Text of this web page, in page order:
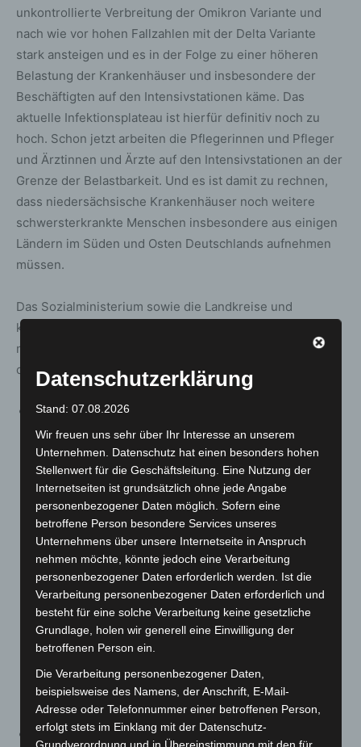
unkontrollierte Verbreitung der Omikron Variante und
nach wie vor hohen Fallzahlen mit der Delta Variante
stark ansteigen und es in der Folge zu einer höheren
Belastung der Krankenhäuser und insbesondere der
Beschäftigten auf den Intensivstationen käme. Das
aktuelle Infektionsplateau ist hierfür definitiv noch zu
hoch. Schon jetzt arbeiten die Pflegerinnen und Pfleger
und Ärztinnen und Ärzte auf den Intensivstationen an der
Grenze der Belastbarkeit. Und es ist damit zu rechnen,
dass niedersächsische Krankenhäuser noch weitere
schwersterkrankte Menschen insbesondere aus einigen
Ländern im Süden und Osten Deutschlands aufnehmen
müssen.
Das Sozialministerium sowie die Landkreise und
kreisfreien Städte müssen dann Anfang Januar 2022
nach Maßgabe des § 3 Absätze 1 bis 4 und des § 2 die ab
dem 3. Januar 2022 geltende Warnstufe feststellen.
In§ 3 ader geänderten CoronaVO findet sich die von
der vorletzten Ministerpräsidentenkonferenz
vereinbarteHotspotregelung für Landkreise oder
kreisfreie Städte, in denen der Indikator
„Neuinfizierte“ gemäß § 2 Abs. 4 mehr als 350
beträgt
. Das war am gestrigen Freitag in keinem
einzigen niedersächsischen Landkreis der Fall. Sollte
aber in Zukunft in einem Landkreis oder in einer
kreisfreien Stadt die Neuinfizierteninzidenz die Zahl
350 fünf Werktage lang überschreiten, so muss dort
die Warnstufe 3 ausgerufen werden, sofern diese
nicht ohnehin schon aus anderen Gründen gilt. Diese
Reaktionen auf stark ansteigende Inzidenzen
sicherstellen.
Die Änderungen in§ 4 Abs. 1a der zukünftigen
Datenschutzerklärung
Stand: 07.08.2026
Wir freuen uns sehr über Ihr Interesse an unserem
Unternehmen. Datenschutz hat einen besonders hohen
Stellenwert für die Geschäftsleitung. Eine Nutzung der
Internetseiten ist grundsätzlich ohne jede Angabe
personenbezogener Daten möglich. Sofern eine
betroffene Person besondere Services unseres
Unternehmens über unsere Internetseite in Anspruch
nehmen möchte, könnte jedoch eine Verarbeitung
personenbezogener Daten erforderlich werden. Ist die
Verarbeitung personenbezogener Daten erforderlich und
besteht für eine solche Verarbeitung keine gesetzliche
Grundlage, holen wir generell eine Einwilligung der
betroffenen Person ein.
Die Verarbeitung personenbezogener Daten,
beispielsweise des Namens, der Anschrift, E-Mail-
Adresse oder Telefonnummer einer betroffenen Person,
erfolgt stets im Einklang mit der Datenschutz-